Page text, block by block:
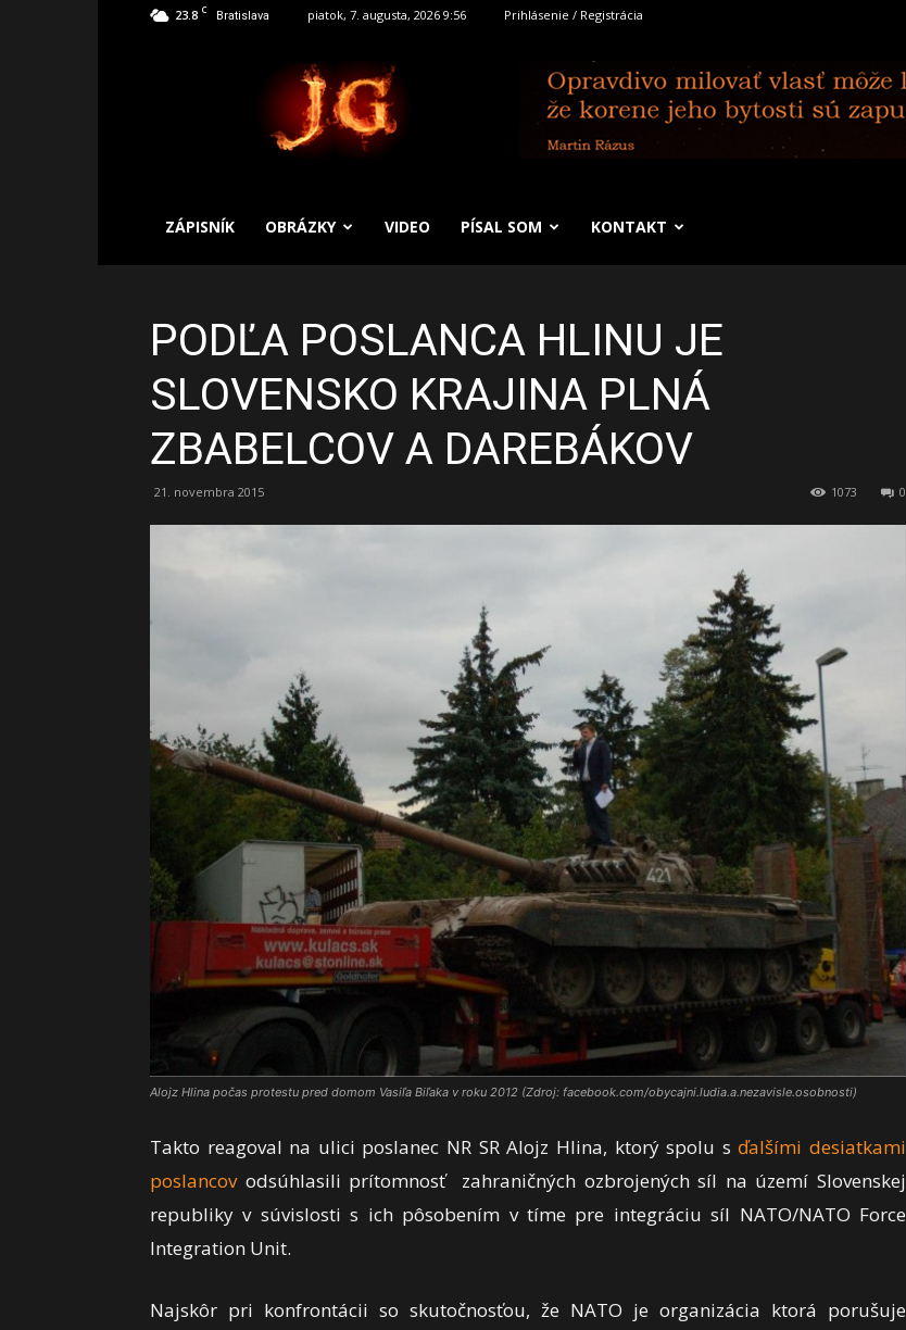
23.8 C Bratislava piatok, 7. augusta, 2026 9:56 Prihlásenie / Registrácia
SLOBODNÝ
ZÁPISNÍK OBRÁZKY VIDEO PÍSAL SOM KONTAKT
PODĽA POSLANCA HLINU JE
SLOVENSKO KRAJINA PLNÁ
ZBABELCOV A DAREBÁKOV
21. novembra 2015 0
1073
Alojz Hlina počas protestu pred domom Vasiľa Biľaka v roku 2012 (Zdroj: facebook.com/obycajni.ludia.a.nezavisle.osobnosti)
Takto reagoval na ulici poslanec NR SR Alojz Hlina, ktorý spolu s ďalšími desiatkami
poslancovodsúhlasili prítomnosť zahraničných ozbrojených síl na území Slovenskej
republiky v súvislosti s ich pôsobením v tíme pre integráciu síl NATO/NATO Force
Integration Unit.
Najskôr pri konfrontácii so skutočnosťou, že NATO je organizácia ktorá porušuje